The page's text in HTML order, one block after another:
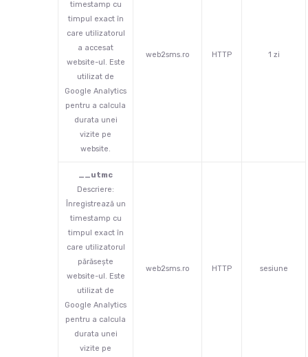
timestamp cu
timpul exact în
care utilizatorul
a accesat
website-ul. Este
utilizat de
Google Analytics
pentru a calcula
durata unei
vizite pe
website.
web2sms.ro HTTP 1 zi
__utmc
Descriere:
Înregistrează un
timestamp cu
timpul exact în
care utilizatorul
părăsește
website-ul. Este
utilizat de
Google Analytics
pentru a calcula
durata unei
vizite pe
web2sms.ro HTTP sesiune